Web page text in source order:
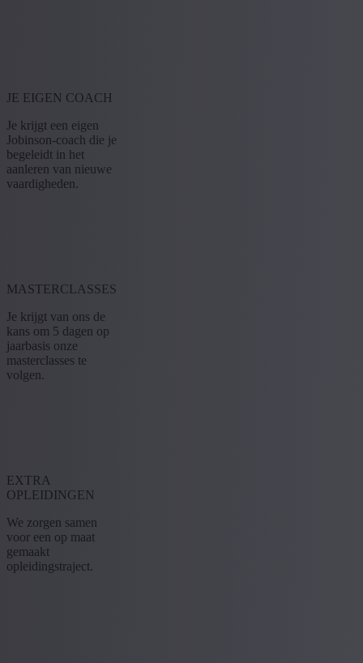
JE EIGEN COACH
Je krijgt een eigen
Jobinson-coach die je
begeleidt in het
aanleren van nieuwe
vaardigheden.
MASTERCLASSES
Je krijgt van ons de
kans om 5 dagen op
jaarbasis onze
masterclasses te
volgen.
EXTRA
OPLEIDINGEN
We zorgen samen
voor een op maat
gemaakt
opleidingstraject.